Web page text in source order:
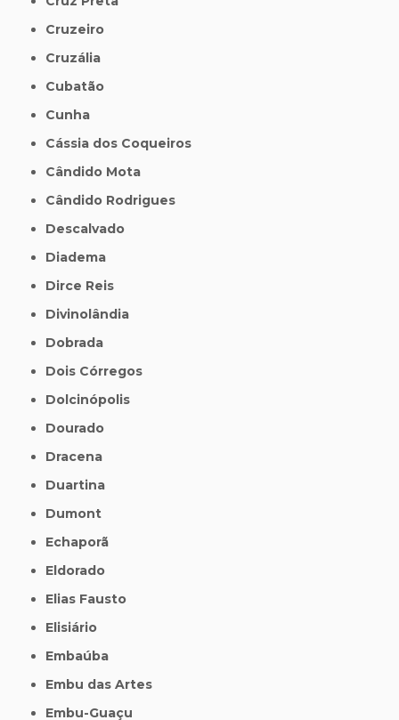
Cruzeiro
Cruzália
Cubatão
Cunha
Cássia dos Coqueiros
Cândido Mota
Cândido Rodrigues
Descalvado
Diadema
Dirce Reis
Divinolândia
Dobrada
Dois Córregos
Dolcinópolis
Dourado
Dracena
Duartina
Dumont
Echaporã
Eldorado
Elias Fausto
Elisiário
Embaúba
Embu das Artes
Embu-Guaçu